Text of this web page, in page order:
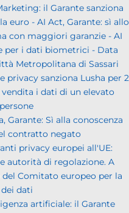
il Garante sanziona
euro - AI Act, Garante: sì allo
con maggiori garanzie - AI
per i dati biometrici - Data
Metropolitana di Sassari
privacy sanziona Lusha per 2
i dati di un elevato
Garante: Sì alla conoscenza
contratto negato
privacy europei all'UE:
autorità di regolazione. A
Comitato europeo per la
dati
artificiale: il Garante